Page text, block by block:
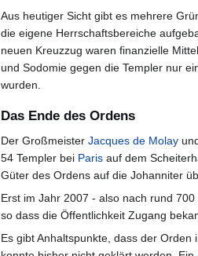
Aus heutiger Sicht gibt es mehrere
die eigene Herrschaftsbereiche
neuen Kreuzzug waren finanzielle
und Sodomie gegen die Templer nur
wurden.
Das Ende des Ordens
Der Großmeister Jacques de Molay
54 Templer bei Paris auf dem
Güter des Ordens auf die Johanniter
Erst im Jahr 2007 - also nach rund
so dass die Öffentlichkeit Zugang
Es gibt Anhaltspunkte, dass der